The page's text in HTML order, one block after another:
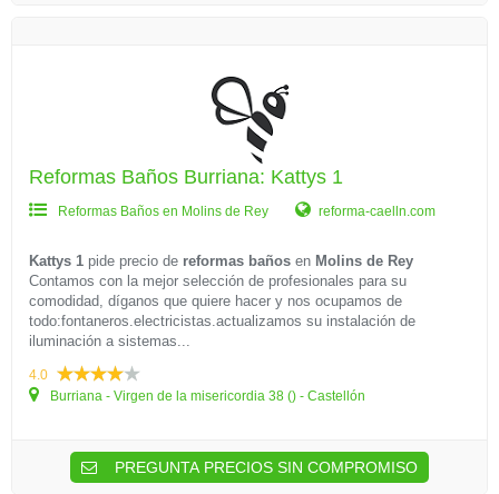
Reformas Baños Burriana: Kattys 1
Reformas Baños en Molins de Rey reforma-caelln.com
Kattys 1 pide precio de reformas baños en Molins de Rey
Contamos con la mejor selección de profesionales para su
comodidad, díganos que quiere hacer y nos ocupamos de
todo:fontaneros.electricistas.actualizamos su instalación de
iluminación a sistemas...
4.0
Burriana - Virgen de la misericordia 38 () - Castellón
PREGUNTA PRECIOS SIN COMPROMISO